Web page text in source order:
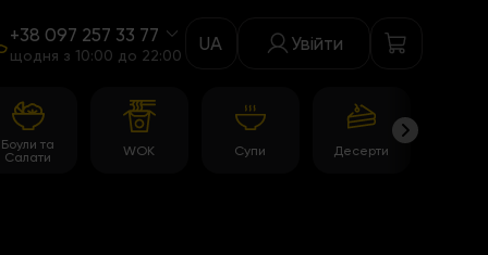
+38 097 257 33 77
щодня з 10:00 до 22:00
UA Увійти
Боули та
Салати
WOK Супи Десерти